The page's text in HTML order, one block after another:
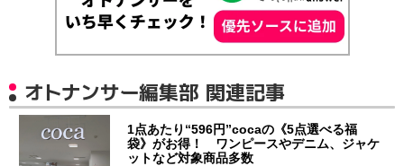
オトナンサー編集部 関連記事
1点あたり“596円”cocaの《5点選べる福
袋》がお得！ ワンピースやデニム、ジャケ
ットなど対象商品多数